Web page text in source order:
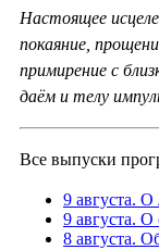
Настоящее
покаяние,
примирение с
даём и телу
Все выпуски
9 августа.
9 августа. О
8 августа.